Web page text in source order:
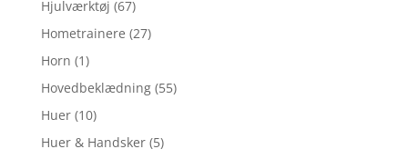
Hjulværktøj (67)
Hometrainere (27)
Horn (1)
Hovedbeklædning (55)
Huer (10)
Huer & Handsker (5)